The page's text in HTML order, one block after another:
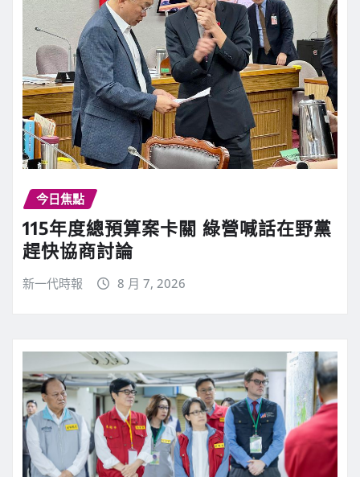
今日焦點
115年度總預算案卡關 綠營喊話在野黨
趕快協商討論
新一代時報 8 月 7, 2026